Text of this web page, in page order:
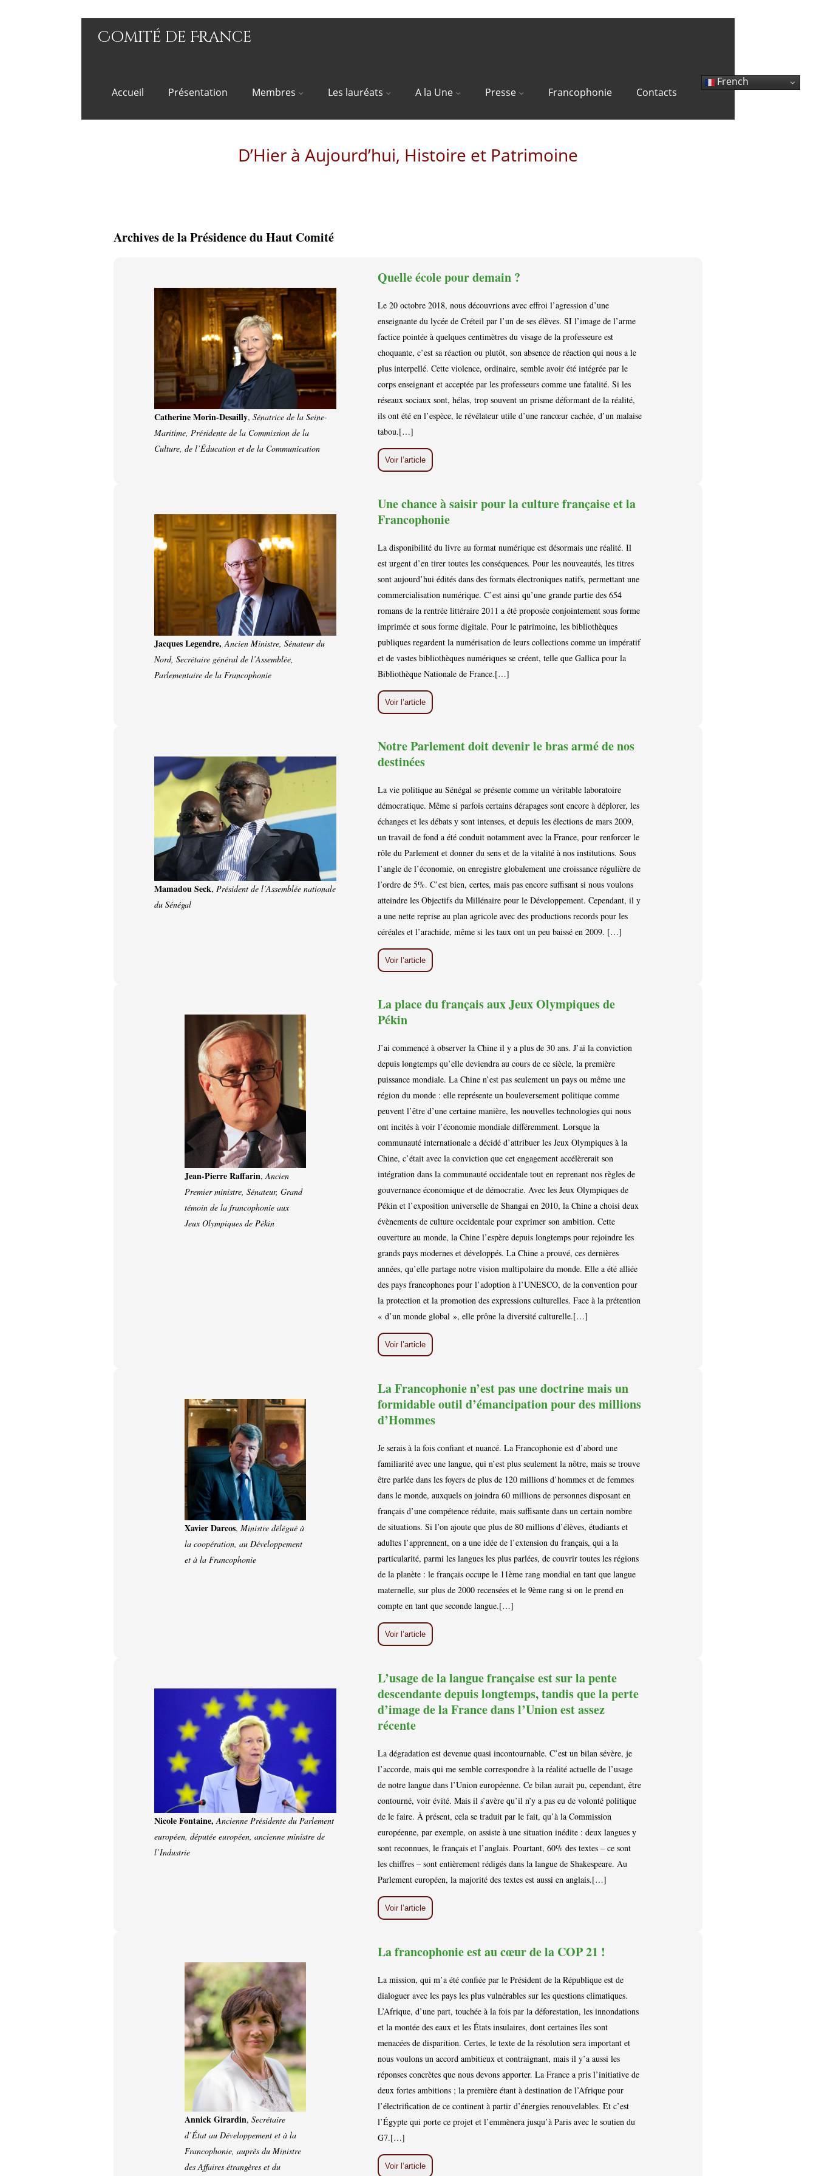
Comité de France
Accueil Présentation Membres Les lauréats A la Une Presse Francophonie Contacts
French
D’Hier à Aujourd’hui, Histoire et Patrimoine
Archives de la Présidence du Haut Comité
Catherine Morin-Desailly,Sénatrice de la Seine-
Maritime, Présidente de la Commission de la
Culture, de l’Éducation et de la Communication
Quelle école pour demain ?
Le 20 octobre 2018, nous découvrions avec effroi l’agression d’une
enseignante du lycée de Créteil par l’un de ses élèves. SI l’image de l’arme
factice pointée à quelques centimètres du visage de la professeure est
choquante, c’est sa réaction ou plutôt, son absence de réaction qui nous a le
plus interpellé. Cette violence, ordinaire, semble avoir été intégrée par le
corps enseignant et acceptée par les professeurs comme une fatalité. Si les
réseaux sociaux sont, hélas, trop souvent un prisme déformant de la réalité,
ils ont été en l’espèce, le révélateur utile d’une rancœur cachée, d’un malaise
tabou.[…]
Voir l’article
Jacques Legendre,Ancien Ministre, Sénateur du
Nord, Secrétaire général de l’Assemblée,
Parlementaire de la Francophonie
Une chance à saisir pour la culture française et la
Francophonie
La disponibilité du livre au format numérique est désormais une réalité. Il
est urgent d’en tirer toutes les conséquences. Pour les nouveautés, les titres
sont aujourd’hui édités dans des formats électroniques natifs, permettant une
commercialisation numérique. C’est ainsi qu’une grande partie des 654
romans de la rentrée littéraire 2011 a été proposée conjointement sous forme
imprimée et sous forme digitale. Pour le patrimoine, les bibliothèques
publiques regardent la numérisation de leurs collections comme un impératif
et de vastes bibliothèques numériques se créent, telle que Gallica pour la
Bibliothèque Nationale de France.[…]
Voir l’article
Mamadou Seck,Président de l’Assemblée nationale
du Sénégal
Notre Parlement doit devenir le bras armé de nos
destinées
La vie politique au Sénégal se présente comme un véritable laboratoire
démocratique. Même si parfois certains dérapages sont encore à déplorer, les
échanges et les débats y sont intenses, et depuis les élections de mars 2009,
un travail de fond a été conduit notamment avec la France, pour renforcer le
rôle du Parlement et donner du sens et de la vitalité à nos institutions. Sous
l’angle de l’économie, on enregistre globalement une croissance régulière de
l’ordre de 5%. C’est bien, certes, mais pas encore suffisant si nous voulons
atteindre les Objectifs du Millénaire pour le Développement. Cependant, il y
a une nette reprise au plan agricole avec des productions records pour les
céréales et l’arachide, même si les taux ont un peu baissé en 2009. […]
Voir l’article
Jean-Pierre Raffarin,Ancien
Premier ministre, Sénateur, Grand
témoin de la francophonie aux
Jeux Olympiques de Pékin
La place du français aux Jeux Olympiques de
Pékin
J’ai commencé à observer la Chine il y a plus de 30 ans. J’ai la conviction
depuis longtemps qu’elle deviendra au cours de ce siècle, la première
puissance mondiale. La Chine n’est pas seulement un pays ou même une
région du monde : elle représente un bouleversement politique comme
peuvent l’être d’une certaine manière, les nouvelles technologies qui nous
ont incités à voir l’économie mondiale différemment. Lorsque la
communauté internationale a décidé d’attribuer les Jeux Olympiques à la
Chine, c’était avec la conviction que cet engagement accélèrerait son
intégration dans la communauté occidentale tout en reprenant nos règles de
gouvernance économique et de démocratie. Avec les Jeux Olympiques de
Pékin et l’exposition universelle de Shangai en 2010, la Chine a choisi deux
évènements de culture occidentale pour exprimer son ambition. Cette
ouverture au monde, la Chine l’espère depuis longtemps pour rejoindre les
grands pays modernes et développés. La Chine a prouvé, ces dernières
années, qu’elle partage notre vision multipolaire du monde. Elle a été alliée
des pays francophones pour l’adoption à l’UNESCO, de la convention pour
la protection et la promotion des expressions culturelles. Face à la prétention
« d’un monde global », elle prône la diversité culturelle.[…]
Voir l’article
Xavier Darcos,Ministre délégué à
la coopération, au Développement
et à la Francophonie
La Francophonie n’est pas une doctrine mais un
formidable outil d’émancipation pour des millions
d’Hommes
Je serais à la fois confiant et nuancé. La Francophonie est d’abord une
familiarité avec une langue, qui n’est plus seulement la nôtre, mais se trouve
être parlée dans les foyers de plus de 120 millions d’hommes et de femmes
dans le monde, auxquels on joindra 60 millions de personnes disposant en
français d’une compétence réduite, mais suffisante dans un certain nombre
de situations. Si l’on ajoute que plus de 80 millions d’élèves, étudiants et
adultes l’apprennent, on a une idée de l’extension du français, qui a la
particularité, parmi les langues les plus parlées, de couvrir toutes les régions
de la planète : le français occupe le 11ème rang mondial en tant que langue
maternelle, sur plus de 2000 recensées et le 9ème rang si on le prend en
compte en tant que seconde langue.[…]
Voir l’article
Nicole Fontaine,Ancienne Présidente du Parlement
européen, députée européen, ancienne ministre de
l’Industrie
L’usage de la langue française est sur la pente
descendante depuis longtemps, tandis que la perte
d’image de la France dans l’Union est assez
récente
La dégradation est devenue quasi incontournable. C’est un bilan sévère, je
l’accorde, mais qui me semble correspondre à la réalité actuelle de l’usage
de notre langue dans l’Union européenne. Ce bilan aurait pu, cependant, être
contourné, voir évité. Mais il s’avère qu’il n’y a pas eu de volonté politique
de le faire. À présent, cela se traduit par le fait, qu’à la Commission
européenne, par exemple, on assiste à une situation inédite : deux langues y
sont reconnues, le français et l’anglais. Pourtant, 60% des textes – ce sont
les chiffres – sont entièrement rédigés dans la langue de Shakespeare. Au
Parlement européen, la majorité des textes est aussi en anglais.[…]
Voir l’article
Annick Girardin,Secrétaire
d’État au Développement et à la
Francophonie, auprès du Ministre
des Affaires étrangères et du
La francophonie est au cœur de la COP 21 !
La mission, qui m’a été confiée par le Président de la République est de
dialoguer avec les pays les plus vulnérables sur les questions climatiques.
L’Afrique, d’une part, touchée à la fois par la déforestation, les innondations
et la montée des eaux et les États insulaires, dont certaines îles sont
menacées de disparition. Certes, le texte de la résolution sera important et
nous voulons un accord ambitieux et contraignant, mais il y’a aussi les
réponses concrètes que nous devons apporter. La France a pris l’initiative de
deux fortes ambitions ; la première étant à destination de l’Afrique pour
l’électrification de ce continent à partir d’énergies renouvelables. Et c’est
l’Égypte qui porte ce projet et l’emmènera jusqu’à Paris avec le soutien du
G7.[…]
Voir l’article